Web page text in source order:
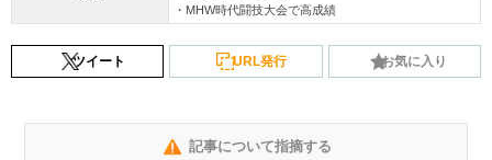
・MHW時代闘技大会で高成績
ツイート URL発行 お気に入り
記事について指摘する